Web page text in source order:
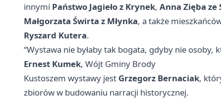
innymi Państwo Jagieło z Krynek, Anna Zięba ze
Małgorzata Świrta z Młynka, a także
Ryszard Kutera.
“Wystawa nie byłaby tak bogata, gdyby nie osoby,
Ernest Kumek, Wójt Gminy Brody
Kustoszem wystawy jest Grzegorz Bernaciak,
zbiorów w budowaniu narracji historycznej.